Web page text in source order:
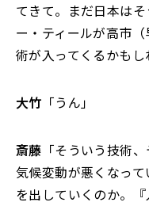
てきて。まだ日本は
ー・ティールが高市
術が入ってくるかもし
大竹 「うん」
斎藤 「そういう技術
気候変動が悪くなっ
を出していくのか。